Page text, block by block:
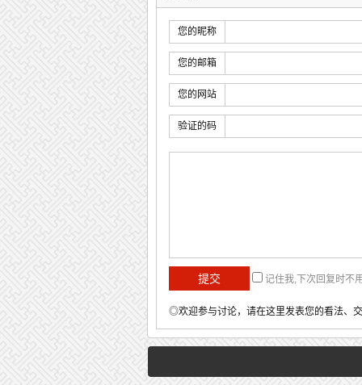
您的昵称
您的邮箱
您的网站
验证的码
记住我,下次回复时不
◎欢迎参与讨论，请在这里发表您的看法、